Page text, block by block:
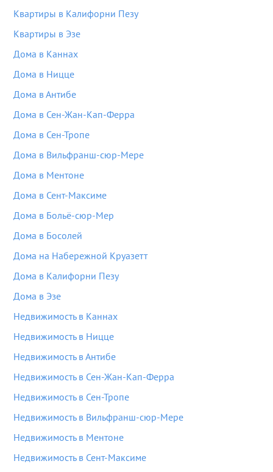
Квартиры в Калифорни Пезу
Квартиры в Эзе
Дома в Каннах
Дома в Ницце
Дома в Антибе
Дома в Сен-Жан-Кап-Ферра
Дома в Сен-Тропе
Дома в Вильфранш-сюр-Мере
Дома в Ментоне
Дома в Сент-Максиме
Дома в Больё-сюр-Мер
Дома в Босолей
Дома на Набережной Круазетт
Дома в Калифорни Пезу
Дома в Эзе
Недвижимость в Каннах
Недвижимость в Ницце
Недвижимость в Антибе
Недвижимость в Сен-Жан-Кап-Ферра
Недвижимость в Сен-Тропе
Недвижимость в Вильфранш-сюр-Мере
Недвижимость в Ментоне
Недвижимость в Сент-Максиме